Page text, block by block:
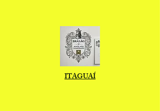
ITAGUAÍ